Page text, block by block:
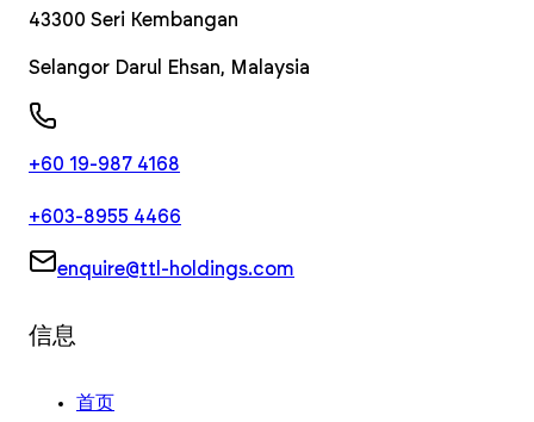
43300 Seri Kembangan
Selangor Darul Ehsan, Malaysia
+60 19-987 4168
+603-8955 4466
enquire@ttl-holdings.com
信息
首页